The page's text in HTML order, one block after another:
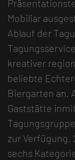
Mobiliar
Ablauf der
kreativer
beliebte
Biergarten an.
Gaststätte
zur Verfügung.
sechs